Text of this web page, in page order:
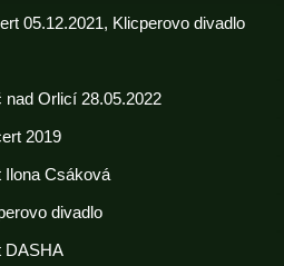
05.12.2021, Klicperovo divadlo
Orlicí 28.05.2022
2019
Ilona Csáková
divadlo
DASHA